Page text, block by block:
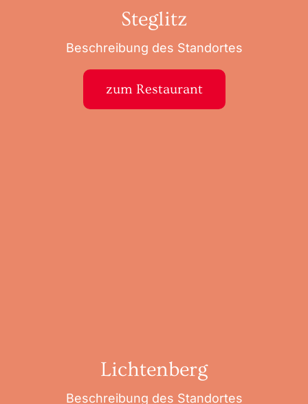
Steglitz
Beschreibung des Standortes
zum Restaurant
Lichtenberg
Beschreibung des Standortes